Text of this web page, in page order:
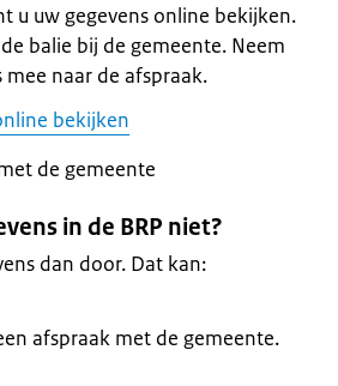
u uw gegevens online bekijken.
balie bij de gemeente. Neem
naar de afspraak.
bekijken
de gemeente
in de BRP niet?
dan door. Dat kan:
afspraak met de gemeente.